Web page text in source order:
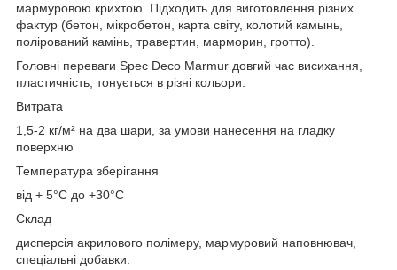
мармуровою крихтою. Підходить для виготовлення різних
фактур (бетон, мікробетон, карта світу, колотий камынь,
полірований камінь, травертин, марморин, гротто).
Головні переваги Spec Deco Marmur довгий час висихання,
пластичність, тонується в різні кольори.
Витрата
1,5-2 кг/м² на два шари, за умови нанесення на гладку
поверхню
Температура зберігання
від + 5°С до +30°С
Склад
дисперсія акрилового полімеру, мармуровий наповнювач,
спеціальні добавки.